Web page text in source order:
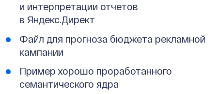
и интерпретации отчетов
в Яндекс.Директ
Файл для прогноза бюджета рекламной
кампании
Пример хорошо проработанного
семантического ядра